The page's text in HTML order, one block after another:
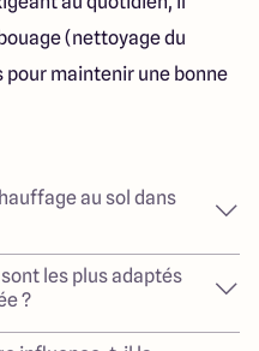
(nettoyage du
pour maintenir une bonne
au sol dans
les plus adaptés
?